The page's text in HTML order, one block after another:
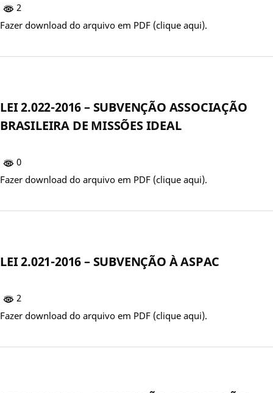
2
Fazer download do arquivo em PDF (clique aqui).
LEI 2.022-2016 – SUBVENÇÃO ASSOCIAÇÃO
BRASILEIRA DE MISSÕES IDEAL
0
Fazer download do arquivo em PDF (clique aqui).
LEI 2.021-2016 – SUBVENÇÃO À ASPAC
2
Fazer download do arquivo em PDF (clique aqui).